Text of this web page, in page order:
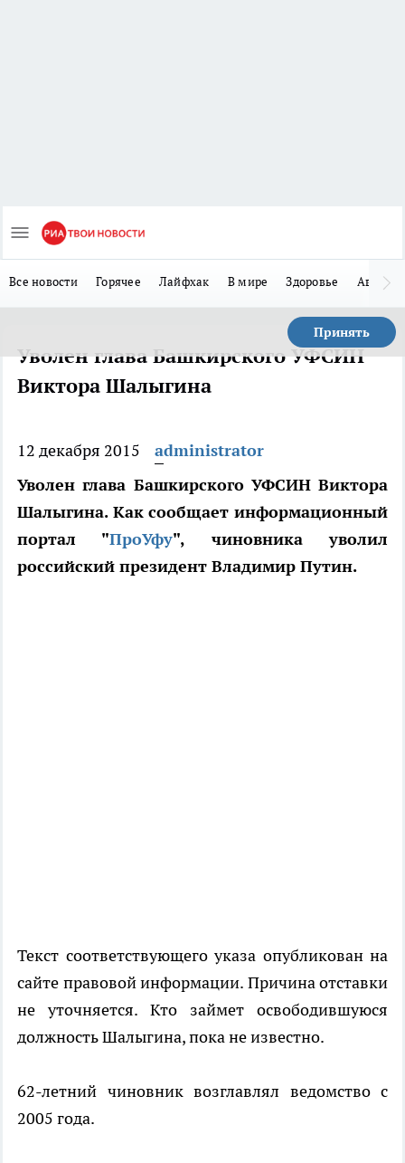
Все новости Горячее Лайфхак В мире Здоровье Авто
Принять
Уволен глава Башкирского УФСИН
Виктора Шалыгина
12 декабря 2015
administrator
Уволен глава Башкирского УФСИН Виктора
Шалыгина. Как сообщает информационный
портал "ПроУфу", чиновника уволил
российский президент Владимир Путин.
Текст соответствующего указа опубликован на
сайте правовой информации. Причина отставки
не уточняется. Кто займет освободившуюся
должность Шалыгина, пока не известно.
62-летний чиновник возглавлял ведомство с
2005 года.